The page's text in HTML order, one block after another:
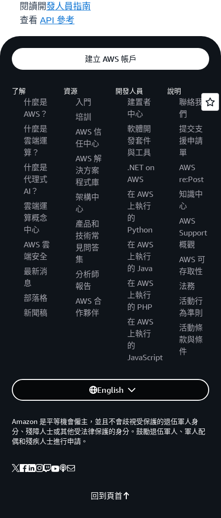
閱讀開發人員指南
查看 API 參考
建立 AWS 帳戶
了解
什麼是
AWS？
什麼是
雲端運
算？
什麼是
代理式
AI？
雲端運
算概念
中心
AWS 雲
端安全
最新消
息
部落格
新聞稿
資源
入門
培訓
AWS 信
任中心
AWS 解
決方案
程式庫
架構中
心
產品和
技術常
見問答
集
分析師
報告
AWS 合
作夥伴
開發人員
建置者
中心
軟體開
發套件
與工具
.NET on
AWS
在 AWS
上執行
的
Python
在 AWS
上執行
的 Java
在 AWS
上執行
的 PHP
在 AWS
上執行
的
JavaScript
說明
聯絡我
們
提交支
援申請
單
AWS
re:Post
知識中
心
AWS
Support
概觀
AWS 可
存取性
法務
活動行
為準則
活動條
款與條
件
English
回到頁首
Amazon 是平等機會僱主，並且不會歧視受保護的退伍軍人身
分、殘障人士或其他受法律保護的身分。鼓勵退伍軍人、軍人配
偶和殘疾人士進行申請。